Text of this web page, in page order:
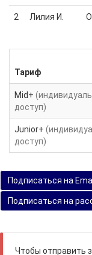
2 Лилия И.
Тариф
Mid+
доступ)
Junior+
доступ)
Подписаться на
Подписаться на
Чтобы отправить